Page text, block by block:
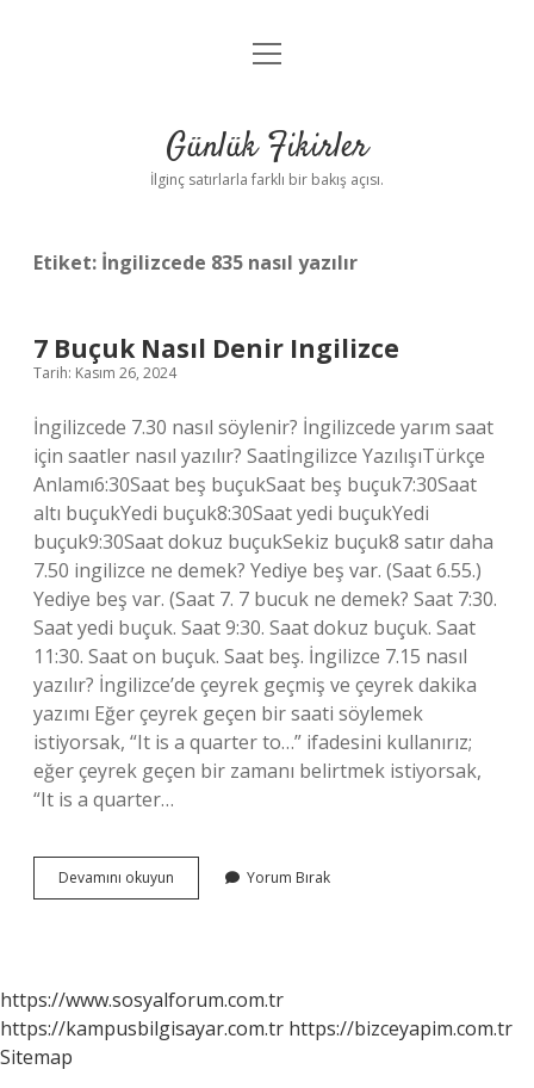
Anasayfa
Yasal Uyarı
menüyü
Günlük Fikirler
İlginç satırlarla farklı bir bakış açısı.
Etiket: İngilizcede 835 nasıl yazılır
7 Buçuk Nasıl Denir Ingilizce
Tarih: Kasım 26, 2024
İngilizcede 7.30 nasıl söylenir? İngilizcede yarım saat
için saatler nasıl yazılır? Saatİngilizce YazılışıTürkçe
Anlamı6:30Saat beş buçukSaat beş buçuk7:30Saat
altı buçukYedi buçuk8:30Saat yedi buçukYedi
buçuk9:30Saat dokuz buçukSekiz buçuk8 satır daha
7.50 ingilizce ne demek? Yediye beş var. (Saat 6.55.)
Yediye beş var. (Saat 7. 7 bucuk ne demek? Saat 7:30.
Saat yedi buçuk. Saat 9:30. Saat dokuz buçuk. Saat
11:30. Saat on buçuk. Saat beş. İngilizce 7.15 nasıl
yazılır? İngilizce’de çeyrek geçmiş ve çeyrek dakika
yazımı Eğer çeyrek geçen bir saati söylemek
istiyorsak, “It is a quarter to…” ifadesini kullanırız;
eğer çeyrek geçen bir zamanı belirtmek istiyorsak,
“It is a quarter…
Devamını okuyun
Buçuk
Yorum Bırak
https://www.sosyalforum.com.tr
https://kampusbilgisayar.com.tr https://bizceyapim.com.tr
Sitemap